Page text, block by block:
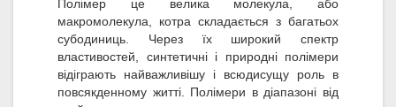
Полімер це велика молекула, або
макромолекула, котра складається з багатьох
субодиниць. Через їх широкий спектр
властивостей, синтетичні і природні полімери
відіграють найважливішу і всюдисущу роль в
повсякденному житті. Полімери в діапазоні від